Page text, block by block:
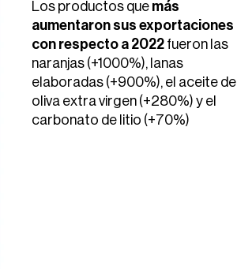
Los productos que más
aumentaron sus exportaciones
con respecto a 2022 fueron las
naranjas (+1000%), lanas
elaboradas (+900%), el aceite de
oliva extra virgen (+280%) y el
carbonato de litio (+70%)